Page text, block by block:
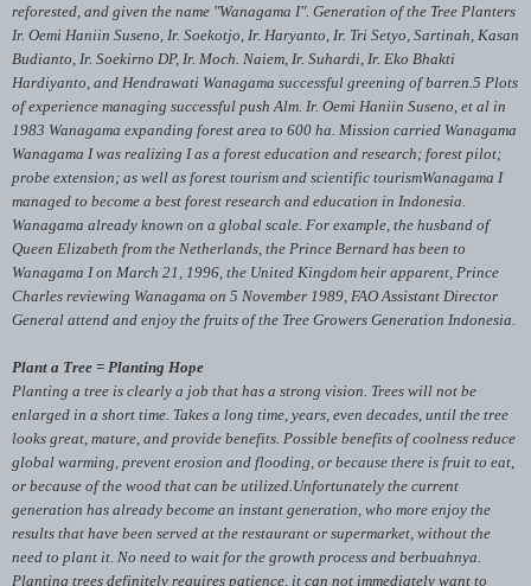
reforested, and given the name "Wanagama I". Generation of the Tree Planters
Ir. Oemi Haniin Suseno, Ir. Soekotjo, Ir. Haryanto, Ir. Tri Setyo, Sartinah, Kasan
Budianto, Ir. Soekirno DP, Ir. Moch. Naiem, Ir. Suhardi, Ir. Eko Bhakti
Hardiyanto, and Hendrawati Wanagama successful greening of barren. 5 Plots
of experience managing successful push Alm. Ir. Oemi Haniin Suseno, et al in
1983 Wanagama expanding forest area to 600 ha. Mission carried Wanagama
Wanagama I was realizing I as a forest education and research; forest pilot;
probe extension; as well as forest tourism and scientific tourismWanagama I
managed to become a best forest research and education in Indonesia.
Wanagama already known on a global scale. For example, the husband of
Queen Elizabeth from the Netherlands, the Prince Bernard has been to
Wanagama I on March 21, 1996, the United Kingdom heir apparent, Prince
Charles reviewing Wanagama on 5 November 1989, FAO Assistant Director
General attend and enjoy the fruits of the Tree Growers Generation Indonesia.
Plant a Tree = Planting Hope
Planting a tree is clearly a job that has a strong vision. Trees will not be
enlarged in a short time. Takes a long time, years, even decades, until the tree
looks great, mature, and provide benefits. Possible benefits of coolness reduce
global warming, prevent erosion and flooding, or because there is fruit to eat,
or because of the wood that can be utilized. Unfortunately the current
generation has already become an instant generation, who more enjoy the
results that have been served at the restaurant or supermarket, without the
need to plant it. No need to wait for the growth process and berbuahnya.
Planting trees definitely requires patience, it can not immediately want to